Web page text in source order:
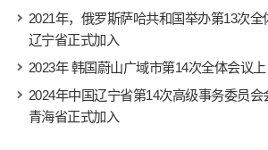
2021年，俄罗斯萨哈共和国举办第13次全
辽宁省正式加入
2023年 韩国蔚山广域市第14次全体会议
2024年中国辽宁省第14次高级事务委员会
青海省正式加入